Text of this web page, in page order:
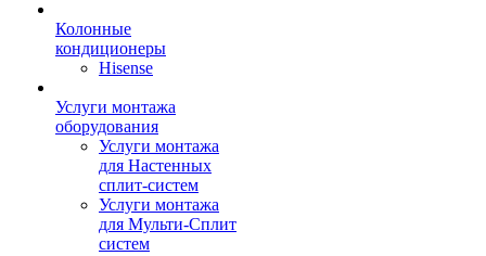
Колонные
кондиционеры
Hisense
Услуги монтажа
оборудования
Услуги монтажа
для Настенных
сплит-систем
Услуги монтажа
для Мульти-Сплит
систем